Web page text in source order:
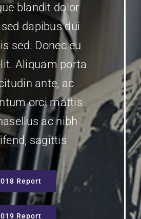
blandit dolor
dapibus dui
sed. Donec eu
Aliquam porta
ante, ac
orci mattis
ac nibh
sagittis
Report
Report